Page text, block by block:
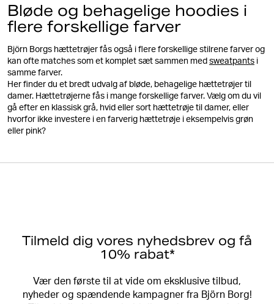
Bløde og behagelige hoodies i
flere forskellige farver
Björn Borgs hættetrøjer fås også i flere forskellige stilrene farver og
kan ofte matches som et komplet sæt sammen med sweatpants i
samme farver.
Her finder du et bredt udvalg af bløde, behagelige hættetrøjer til
damer. Hættetrøjerne fås i mange forskellige farver. Vælg om du vil
gå efter en klassisk grå, hvid eller sort hættetrøje til damer, eller
hvorfor ikke investere i en farverig hættetrøje i eksempelvis grøn
eller pink?
Tilmeld dig vores nyhedsbrev og få
10% rabat*
Vær den første til at vide om eksklusive tilbud,
nyheder og spændende kampagner fra Björn Borg!